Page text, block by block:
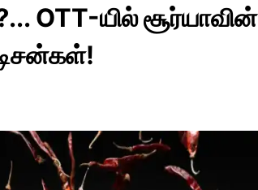
OTT-யில் சூர்யாவின்